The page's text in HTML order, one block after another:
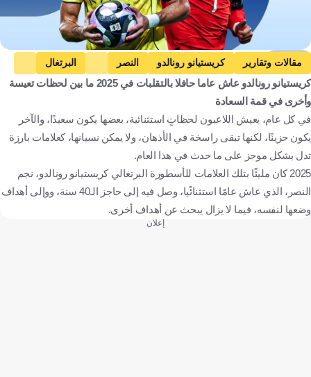
Kooora
مقالات وتقارير كريستيانو رونالدو النصر
البرتغال
دوري روشن السعودي
السوبر السعودي
دوري أبطال آسيا النخبة
كأس العالم
التصفيات المؤهلة لكأس العالم للسيدات - أوروبا
البرتغال
المملكة العربية السعودية كرة قدم
كريستيانو رونالدو عاش عاما حافلا بالتقلبات في 2025 ما بين لحظات تعيسة
وأخرى في قمة السعادة
في كل عام، يعيش اللاعبون لحظاتٍ استثنائية، بعضها يكون سعيدًا، والآخر
يكون حزينًا، لكنها تبقى راسخة في الأذهان، ولا يمكن نسيانها، كعلامات بارزة
تدل بشكل موجز على ما حدث في هذا العام.
2025 كان مليئًا بتلك العلامات للأسطورة البرتغالي كريستيانو رونالدو، نجم
النصر، الذي عاش عامًا استثنائًيا، وصل فيه إلى حاجز الـ40 سنة، ووإلى أهداف
وضعها لنفسه، فيما لا يزال يبحث عن أهداف أخرى.
إعلان